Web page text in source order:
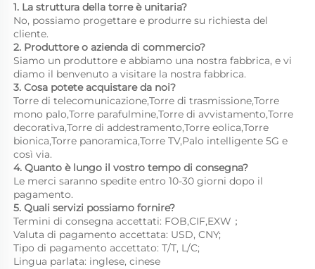
1. La struttura della torre è unitaria?
No, possiamo progettare e produrre su richiesta del
cliente.
2. Produttore o azienda di commercio?
Siamo un produttore e abbiamo una nostra fabbrica, e vi
diamo il benvenuto a visitare la nostra fabbrica.
3. Cosa potete acquistare da noi?
Torre di telecomunicazione,Torre di trasmissione,Torre
mono palo,Torre parafulmine,Torre di avvistamento,Torre
decorativa,Torre di addestramento,Torre eolica,Torre
bionica,Torre panoramica,Torre TV,Palo intelligente 5G e
così via.
4. Quanto è lungo il vostro tempo di consegna?
Le merci saranno spedite entro 10-30 giorni dopo il
pagamento.
5. Quali servizi possiamo fornire?
Termini di consegna accettati: FOB,CIF,EXW；
Valuta di pagamento accettata: USD, CNY;
Tipo di pagamento accettato: T/T, L/C;
Lingua parlata: inglese, cinese